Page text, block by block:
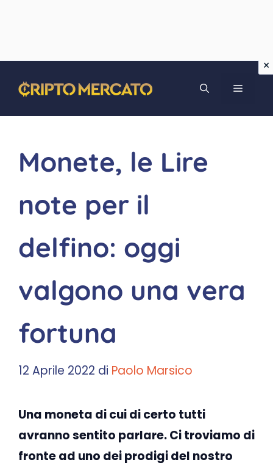
contenuto
MENU
Monete, le Lire
note per il
delfino: oggi
valgono una vera
fortuna
12 Aprile 2022 di Paolo Marsico
Una moneta di cui di certo tutti
avranno sentito parlare. Ci troviamo di
fronte ad uno dei prodigi del nostro